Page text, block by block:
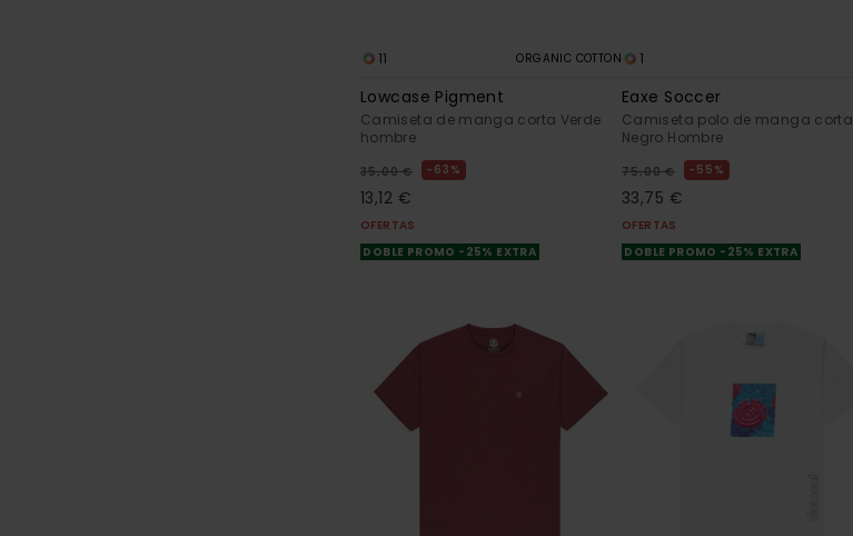
11 ORGANIC COTTON
Lowcase Pigment
Camiseta de manga corta Verde
hombre
35,00 € 63%
13,12 €
OFERTAS
DOBLE PROMO -25% EXTRA
1
Eaxe Soccer
Camiseta polo de manga corta
Negro Hombre
75,00 € 55%
33,75 €
OFERTAS
DOBLE PROMO -25% EXTRA